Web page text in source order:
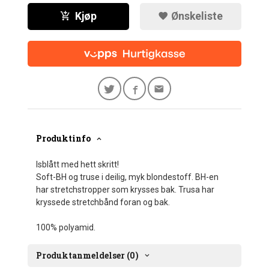
Kjøp Ønskeliste
Produktinfo
Isblått med hett skritt!
Soft-BH og truse i deilig, myk blondestoff. BH-en
har stretchstropper som krysses bak. Trusa har
kryssede stretchbånd foran og bak.
100% polyamid.
Produktanmeldelser (0)